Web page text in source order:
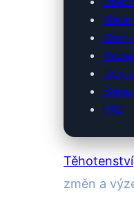
Střih
Tipy
FAQ
Těhotenství
změn a